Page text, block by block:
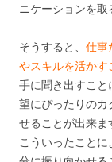
ニケーションを取
そうすると、 仕事
やスキルを活かす
手に聞き出すこ
望にぴったりの
せることが出来ま
こういったこと